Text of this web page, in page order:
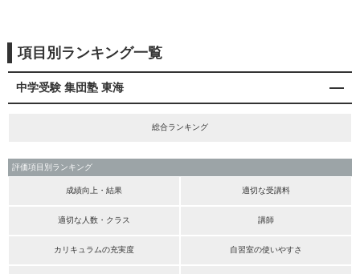
項目別ランキング一覧
中学受験 集団塾 東海
総合ランキング
評価項目別ランキング
成績向上・結果 適切な受講料
適切な人数・クラス 講師
カリキュラムの充実度 自習室の使いやすさ